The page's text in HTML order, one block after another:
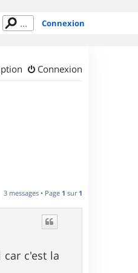
Connexion
Connexion
3 messages • Page 1 sur 1
car c'est la